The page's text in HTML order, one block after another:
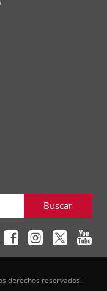
Buscar
derechos reservados.